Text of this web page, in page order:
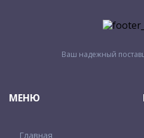
Ваш надежный
МЕНЮ
Главная